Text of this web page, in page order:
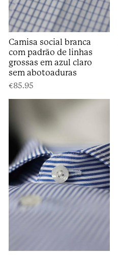
Camisa social branca
com padrão de linhas
grossas em azul claro
sem abotoaduras
€85.95